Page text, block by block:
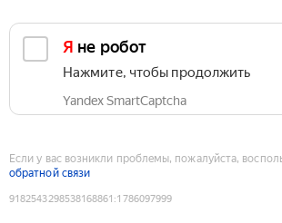
Я не робот
Нажмите, чтобы продолжить
Yandex SmartCaptcha
Если у вас возникли проблемы, пожалуйста,
обратной связи
9182543298538168861 :1786097999